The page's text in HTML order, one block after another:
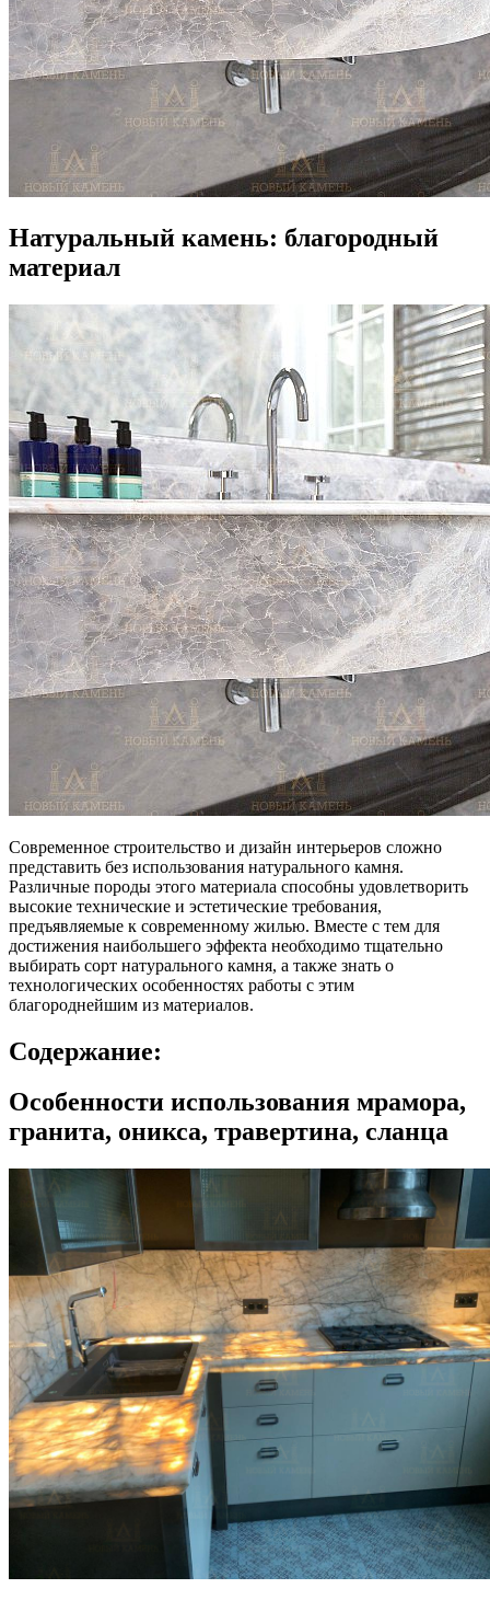
Натуральный камень: благородный
материал
Современное строительство и дизайн интерьеров сложно
представить без использования натурального камня.
Различные породы этого материала способны удовлетворить
высокие технические и эстетические требования,
предъявляемые к современному жилью. Вместе с тем для
достижения наибольшего эффекта необходимо тщательно
выбирать сорт натурального камня, а также знать о
технологических особенностях работы с этим
благороднейшим из материалов.
Содержание:
Особенности использования мрамора,
гранита, оникса, травертина, сланца